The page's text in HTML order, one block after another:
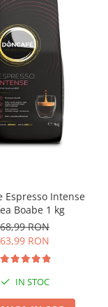
Espresso Intense
Boabe 1 kg
68,99 RON
63,99 RON
IN STOC